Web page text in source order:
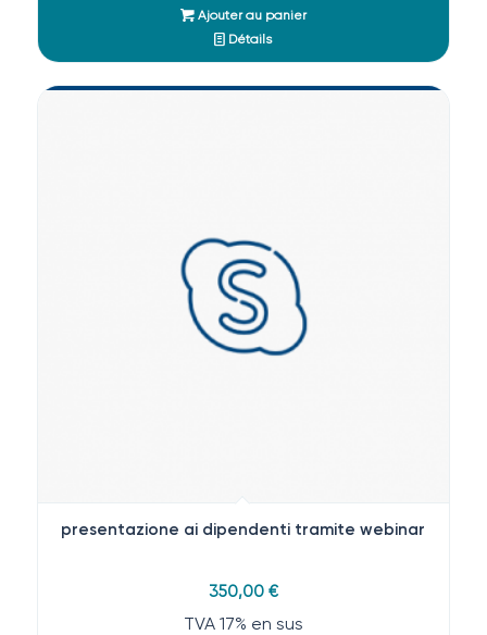
Ajouter au panier
Détails
presentazione ai dipendenti tramite webinar
350,00 €
TVA 17% en sus